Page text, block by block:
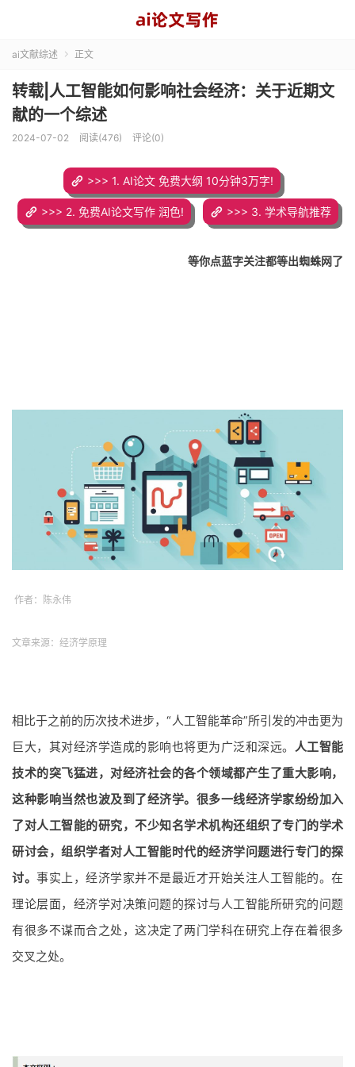
ai文献综述  正文
转载|人工智能如何影响社会经济：关于近期文
献的一个综述
2024-07-02 阅读(476) 评论(0)
>>> 1. AI论文 免费大纲 10分钟3万字!
>>> 2. 免费AI论文写作 润色! >>> 3. 学术导航推荐
等你点蓝字关注都等出蜘蛛网了
作者：陈永伟
文章来源：经济学原理
相比于之前的历次技术进步，“人工智能革命”所引发的冲击更为
巨大，其对经济学造成的影响也将更为广泛和深远。 人工智能
技术的突飞猛进，对经济社会的各个领域都产生了重大影响，
这种影响当然也波及到了经济学。很多一线经济学家纷纷加入
了对人工智能的研究，不少知名学术机构还组织了专门的学术
研讨会，组织学者对人工智能时代的经济学问题进行专门的探
讨。 事实上，经济学家并不是最近才开始关注人工智能的。在
理论层面，经济学对决策问题的探讨与人工智能所研究的问题
有很多不谋而合之处，这决定了两门学科在研究上存在着很多
交叉之处。